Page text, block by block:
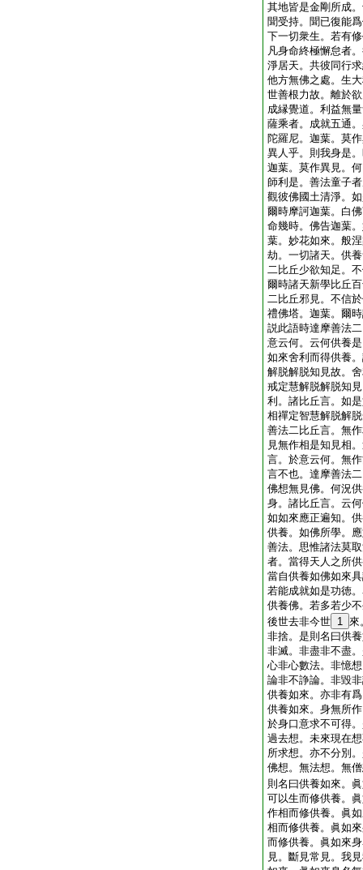
其地皆是金剛所成
聞受持。聞已復能
下一切衆生。若有
凡身命終極懈怠者
淨居天。共彼同行
他方無佛之處。生
世善根力故。離於
成縁覺道。利益無
薩乘者。成就五通
陀羅尼。迦葉。莫
異人乎。則我身是
迦葉。莫作異見。
師利是。善法童子
觀彼佛國土清淨。
爾時摩訶迦葉。白
命幾時。佛告迦葉
葉。妙花如來。般
劫。一切諸天。供
二比丘少欲知足。
爾時諸天新學比丘
二比丘邪見。不信
禮佛塔。迦葉。爾
説此語時達摩善法
意云何。云何供養
如來舍利而得供養
解脱解脱知見故。
戒定慧解脱解脱知
利。諸比丘言。如
相禪定智慧解脱解
善法二比丘言。無
見無作相是知見相
言。於意云何。無
言不也。達摩善法
佛想無見佛。何況
身。諸比丘言。云
如如來應正遍知。
供養。如佛所學。
善法。思惟諸法莫
者。當得天人之所
當自供養如佛如來
若能成就如是功徳
供養佛。若多若少
後世去非今世 1 來
非捨。是則名曰供
非滅。非盡非不盡
心非心數法。非憶
論非不諍論。非毀
供養如來。亦非有
供養如來。身無所
於身口意求不可得
過去想。未來現在
所求想。亦不分別
佛想。無法想。無
則名曰供養如來。
可以生而修供養。
作相而修供養。眞
相而修供養。眞如
而修供養。眞如來
見。斷見常見。我